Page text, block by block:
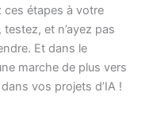
ces étapes à votre
et n’ayez pas
Et dans le
marche de plus vers
vos projets d’IA !